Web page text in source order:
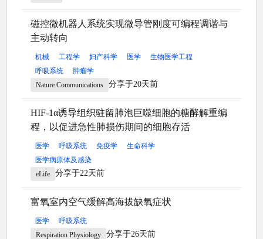
磁控微机器人系统实现微导管刚度可编程调谐与
主动转向
机械 工程学 妇产科学 医学
生物医学工程
呼吸系统
肿瘤学
Nature Communications
分享于20天前
HIF-1α诱导组织驻留肺泡巨噬细胞的糖酵解重编
程，以促进急性肺损伤期间的细胞存活
医学 呼吸系统 免疫学
生命科学
医学病原体及感染
eLife
分享于22天前
富氧室内空气缓解高海拔缺氧症状
医学
呼吸系统
Respiration Physiology
分享于26天前